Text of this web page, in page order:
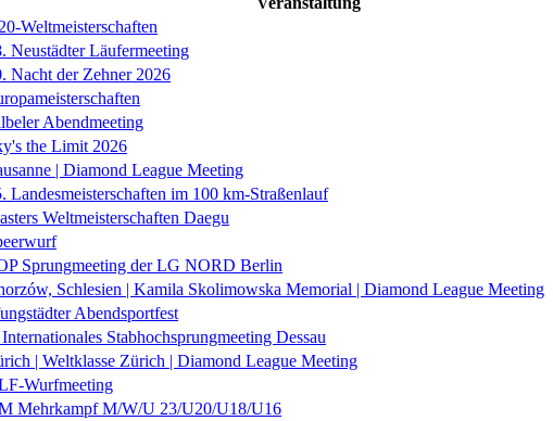
Weltmeisterschaften
Neustädter Läufermeeting
Nacht der Zehner 2026
Abendmeeting
the Limit 2026
| Diamond League Meeting
Landesmeisterschaften im 100 km-Straßenlauf
Weltmeisterschaften Daegu
Sprungmeeting der LG NORD Berlin
Schlesien | Kamila Skolimowska Memorial | Diamond League Meeting
Abendsportfest
Stabhochsprungmeeting Dessau
| Weltklasse Zürich | Diamond League Meeting
Wurfmeeting
Mehrkampf M/W/U 23/U20/U18/U16